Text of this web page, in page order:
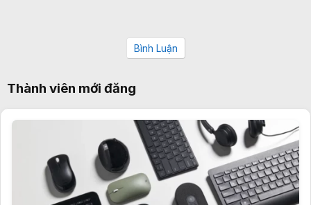
Bình Luận
Thành viên mới đăng